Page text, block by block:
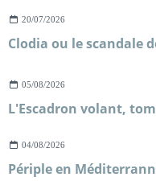
20/07/2026
05/08/2026
L'Escadron volant,
04/08/2026
Périple en